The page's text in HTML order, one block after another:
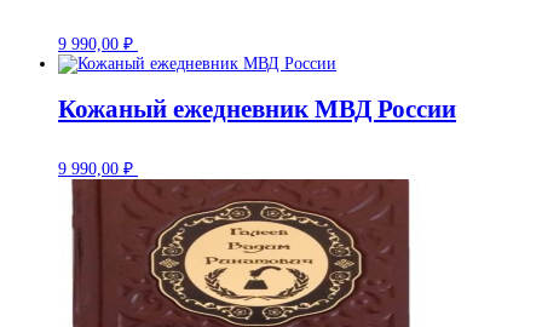
9 990,00 ₽
Кожаный ежедневник МВД России
9 990,00 ₽